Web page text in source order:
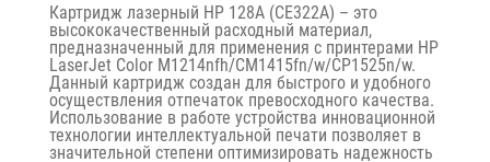
Картридж лазерный HP 128A (CE322A) – это
высококачественный расходный материал,
предназначенный для применения с принтерами HP
LaserJet Color M1214nfh/CM1415fn/w/CP1525n/w.
Данный картридж создан для быстрого и удобного
осуществления отпечаток превосходного качества.
Использование в работе устройства инновационной
технологии интеллектуальной печати позволяет в
значительной степени оптимизировать надежность